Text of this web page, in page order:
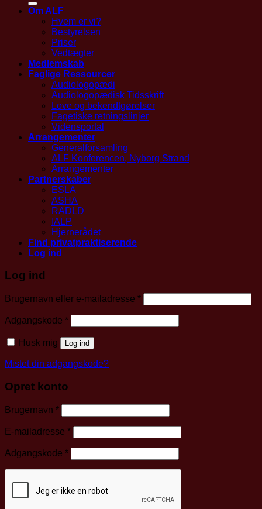
Om ALF
Hvem er vi?
Bestyrelsen
Priser
Vedtægter
Medlemskab
Faglige Ressourcer
Audiologopædi
Audiologopædisk Tidsskrift
Love og bekendtgørelser
Fagetiske retningslinjer
Vidensportal
Arrangementer
Generalforsamling
ALF Konferencen, Nyborg Strand
Arrangementer
Partnerskaber
ESLA
ASHA
RADLD
IALP
Hjernerådet
Find privatpraktiserende
Log ind
Log ind
Brugernavn eller e-mailadresse *Påkrævet
Adgangskode *Påkrævet
Husk mig Log ind
Mistet din adgangskode?
Opret konto
Brugernavn *Påkrævet
E-mailadresse *Påkrævet
Adgangskode *Påkrævet